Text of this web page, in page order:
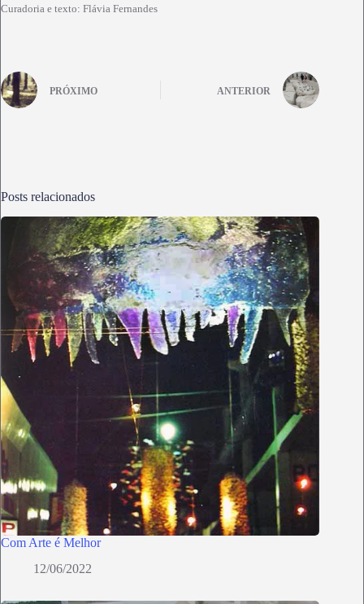
Curadoria e texto: Flávia Fernandes
ANTERIOR
PRÓXIMO
Posts relacionados
Com Arte é Melhor
12/06/2022